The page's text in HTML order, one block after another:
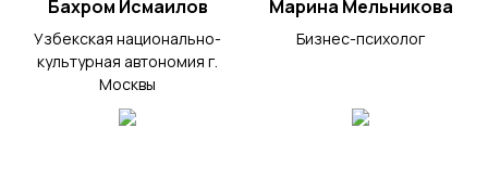
Бахром Исмаилов
Узбекская национально-
культурная автономия г.
Москвы
Марина Мельникова
Бизнес-психолог